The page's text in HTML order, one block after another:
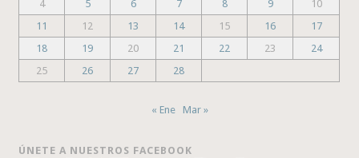
4
5 6 7 8 9
10
11
12 13 14 15 16
17
18
19 20 21 22 23
24
25
26 27 28
« Ene Mar »
ÚNETE A NUESTROS FACEBOOK